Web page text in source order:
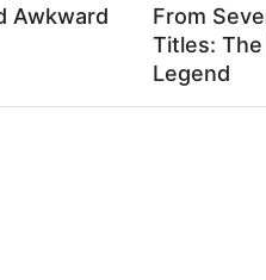
Awkward
From
Titles: The
Legend